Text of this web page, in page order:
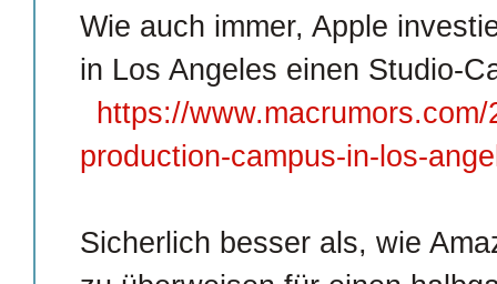
Wie auch immer, Apple
in Los Angeles einen Studio-
https://
production-campus-in-los-
Sicherlich besser als, wie